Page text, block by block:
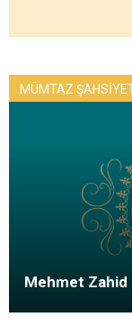
MÜMTAZ
Mehmet Zahid